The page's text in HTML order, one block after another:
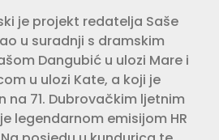
je projekt redatelja Saše
u suradnji s dramskim
Dangubić u ulozi Mare i
u ulozi Kate, a koji je
na 71. Dubrovačkim ljetnim
legendarnom emisijom HR